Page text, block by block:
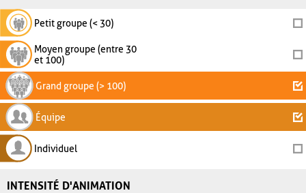
Petit groupe (< 30)
Moyen groupe (entre 30
et 100)
Grand groupe (> 100)
Équipe
Individuel
INTENSITÉ D'ANIMATION